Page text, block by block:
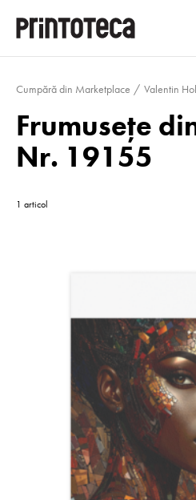
Cumpără din Marketplace Valentin
Frumusețe
Nr. 19155
1 articol